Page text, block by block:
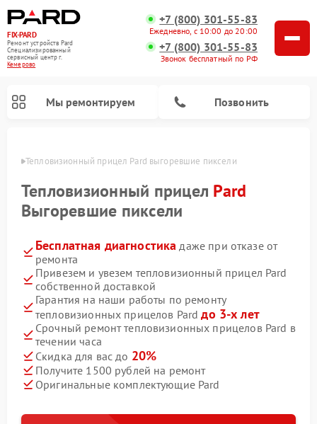
FIX-PARD
Ремонт устройств Pard
Специализированный
cервисный центр г.
Кемерово
+7 (800) 301-55-83
Ежедневно, с 10:00 до 20:00
+7 (800) 301-55-83
Звонок бесплатный по РФ
Мы ремонтируем Позвонить
Тепловизионный прицел Pard выгоревшие пиксели
Тепловизионный прицел Pard
Выгоревшие пиксели
Бесплатная диагностика даже при отказе от
ремонта
Привезем и увезем тепловизионный прицел Pard
собственной доставкой
Гарантия на наши работы по ремонту
тепловизионных прицелов Pardдо 3-х лет
Срочный ремонт тепловизионных прицелов Pard в
течении часа
Скидка для вас до 20%
Получите 1500 рублей на ремонт
Оригинальные комплектующие Pard